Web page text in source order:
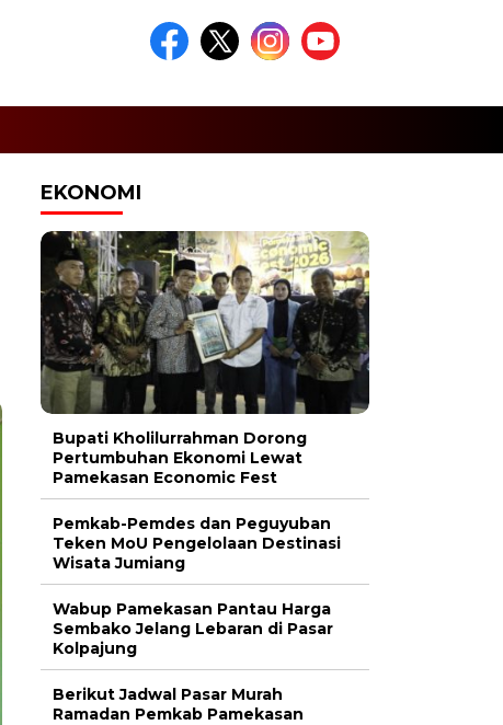
EKONOMI
Bupati Kholilurrahman Dorong
Pertumbuhan Ekonomi Lewat
Pamekasan Economic Fest
Pemkab-Pemdes dan Peguyuban
Teken MoU Pengelolaan Destinasi
Wisata Jumiang
Wabup Pamekasan Pantau Harga
Sembako Jelang Lebaran di Pasar
Kolpajung
Berikut Jadwal Pasar Murah
Ramadan Pemkab Pamekasan